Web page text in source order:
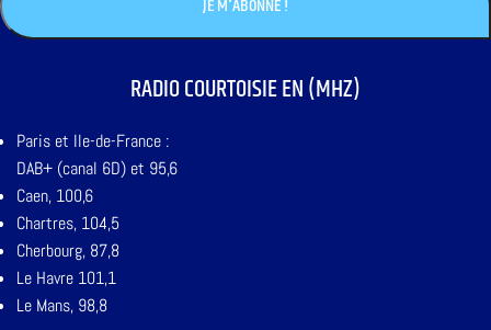
RADIO COURTOISIE EN (MHZ)
Paris et Ile-de-France :
DAB+ (canal 6D) et 95,6
Caen, 100,6
Chartres, 104,5
Cherbourg, 87,8
Le Havre 101,1
Le Mans, 98,8